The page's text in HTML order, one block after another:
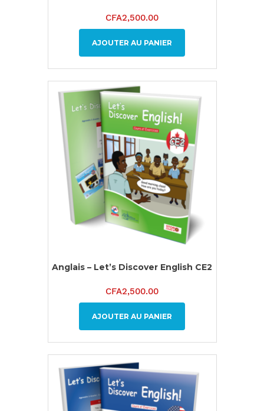
CFA2,500.00
AJOUTER AU PANIER
Anglais – Let’s Discover English CE2
CFA2,500.00
AJOUTER AU PANIER